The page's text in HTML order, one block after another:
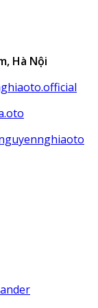
Hà Nội